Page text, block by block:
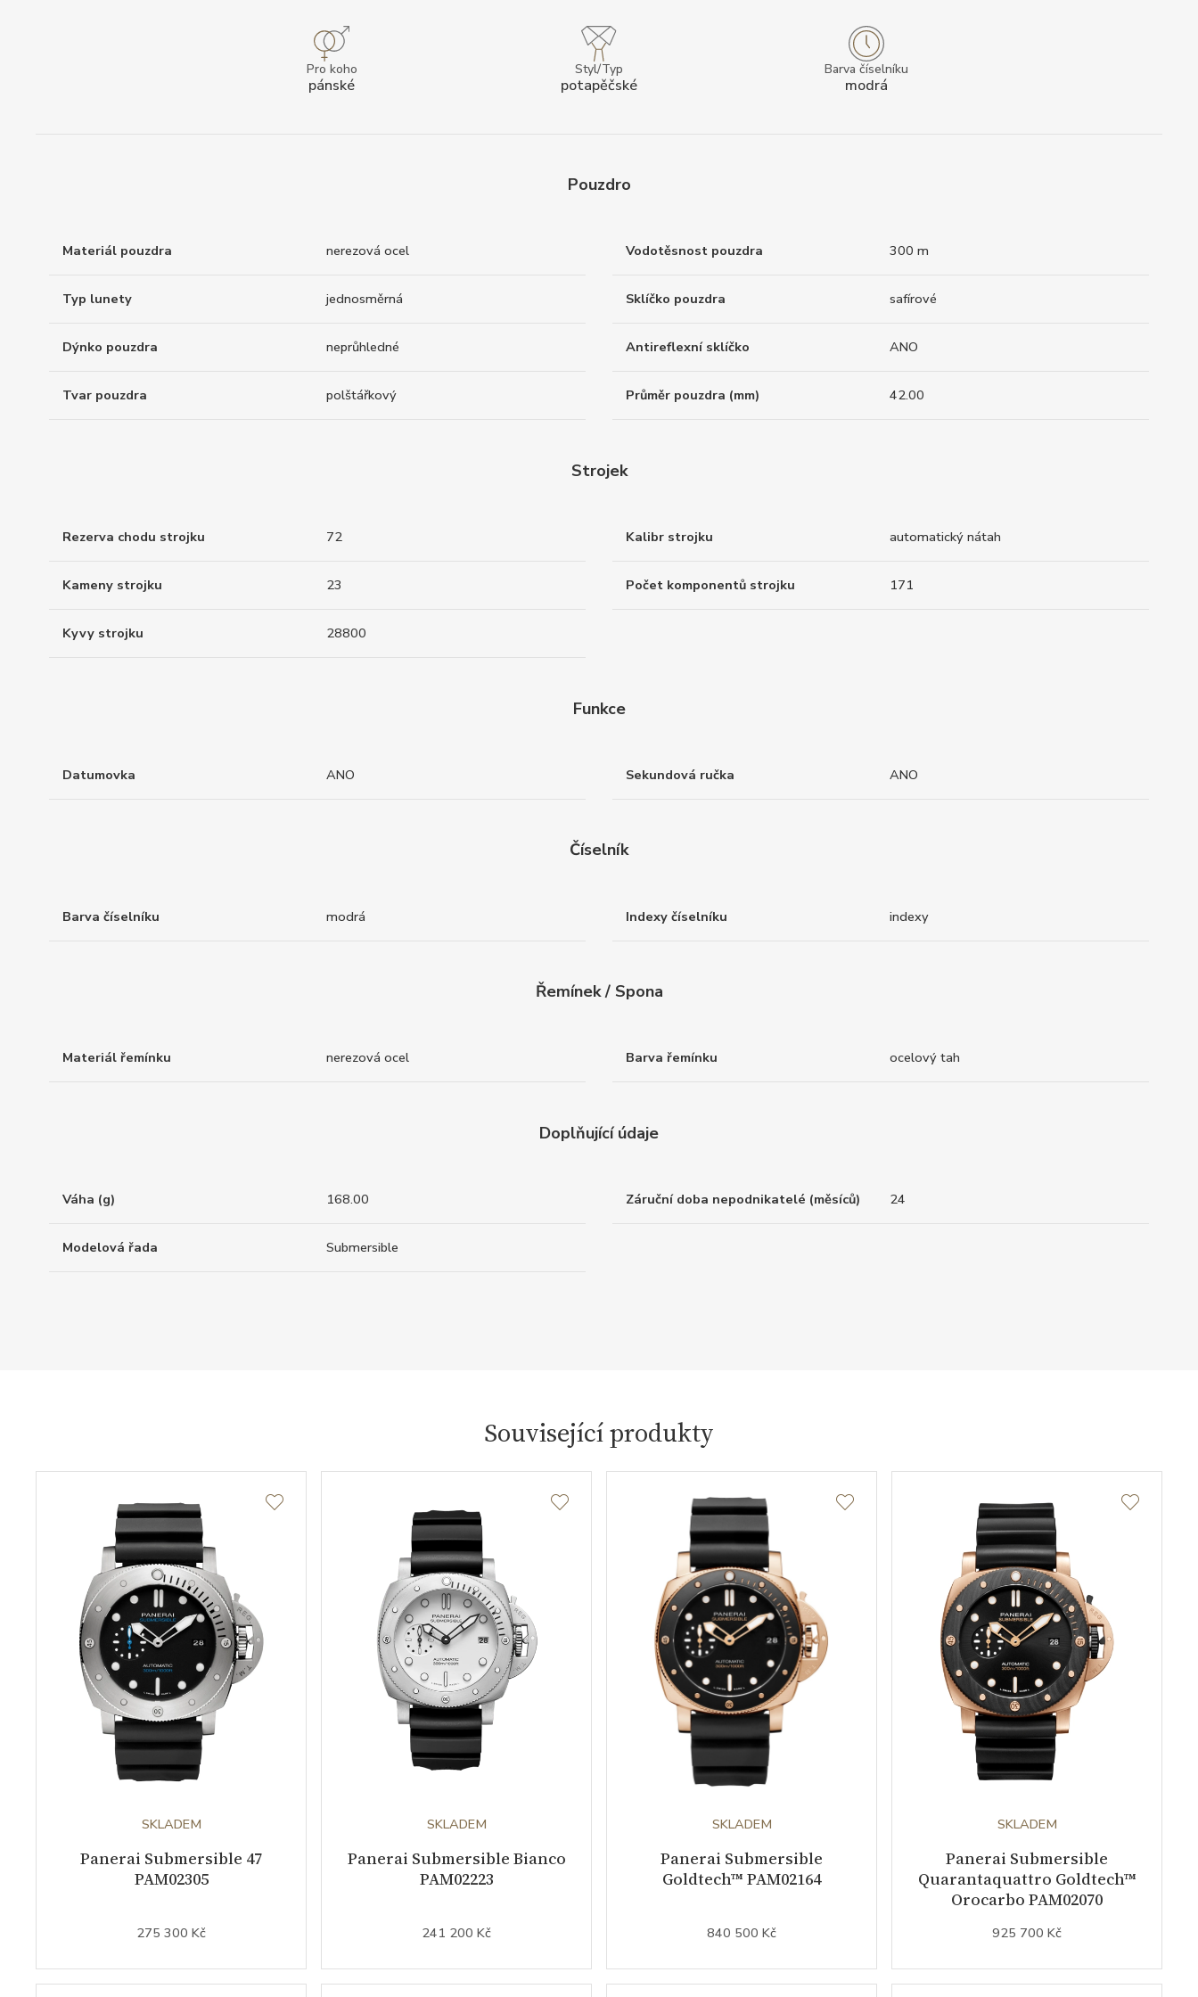
Pro koho
pánské
Styl/Typ
potapěčské
Barva číselníku
modrá
Pouzdro
Materiál pouzdra nerezová ocel Vodotěsnost pouzdra 300 m
Typ lunety jednosměrná Sklíčko pouzdra safírové
Dýnko pouzdra neprůhledné Antireflexní sklíčko ANO
Tvar pouzdra polštářkový Průměr pouzdra (mm) 42.00
Strojek
Rezerva chodu strojku 72 Kalibr strojku automatický nátah
Kameny strojku 23 Počet komponentů strojku 171
Kyvy strojku 28800
Funkce
Datumovka ANO Sekundová ručka ANO
Číselník
Barva číselníku modrá Indexy číselníku indexy
Řemínek / Spona
Materiál řemínku nerezová ocel Barva řemínku ocelový tah
Doplňující údaje
Váha (g) 168.00 Záruční doba nepodnikatelé (měsíců) 24
Modelová řada Submersible
Související produkty
SKLADEM
Panerai Submersible 47
PAM02305
275 300 Kč
SKLADEM
Panerai Submersible Bianco
PAM02223
241 200 Kč
SKLADEM
Panerai Submersible
Goldtech™ PAM02164
840 500 Kč
SKLADEM
Panerai Submersible
Quarantaquattro Goldtech™
Orocarbo PAM02070
925 700 Kč